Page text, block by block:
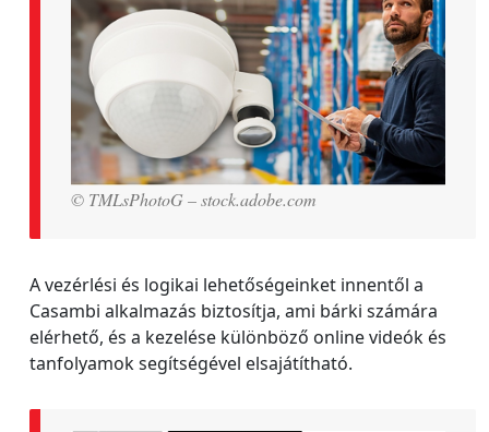
© TMLsPhotoG – stock.adobe.com
A vezérlési és logikai lehetőségeinket innentől a
Casambi alkalmazás biztosítja, ami bárki számára
elérhető, és a kezelése különböző online videók és
tanfolyamok segítségével elsajátítható.